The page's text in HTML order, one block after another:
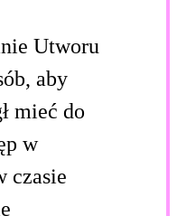
Utworu
aby
mieć do
w
czasie